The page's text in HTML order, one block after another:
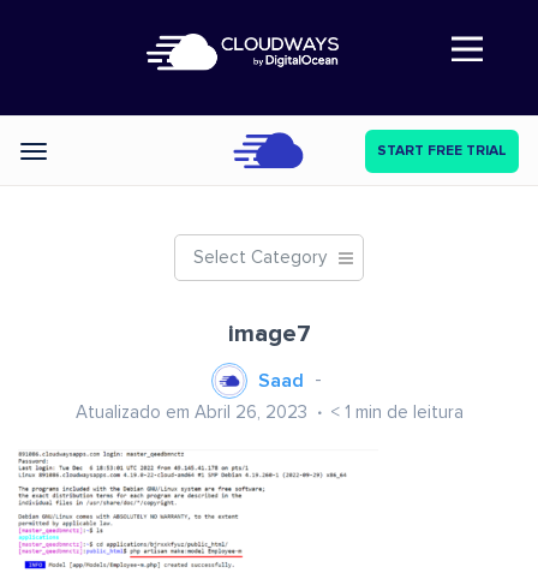
Abre a navegação
Categories START FREE TRIAL
Select Category
image7
Saad
Atualizado em Abril 26, 2023 < 1 min de leitura